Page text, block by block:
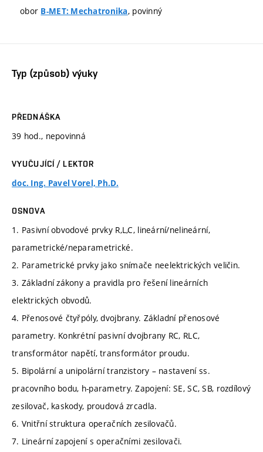
obor B-MET: Mechatronika, povinný
Typ (způsob) výuky
PŘEDNÁŠKA
39 hod., nepovinná
VYUČUJÍCÍ / LEKTOR
doc. Ing. Pavel Vorel, Ph.D.
OSNOVA
1. Pasivní obvodové prvky R,L,C, lineární/nelineární,
parametrické/neparametrické.
2. Parametrické prvky jako snímače neelektrických veličin.
3. Základní zákony a pravidla pro řešení lineárních
elektrických obvodů.
4. Přenosové čtyřpóly, dvojbrany. Základní přenosové
parametry. Konkrétní pasivní dvojbrany RC, RLC,
transformátor napětí, transformátor proudu.
5. Bipolární a unipolární tranzistory – nastavení ss.
pracovního bodu, h-parametry. Zapojení: SE, SC, SB, rozdílový
zesilovač, kaskody, proudová zrcadla.
6. Vnitřní struktura operačních zesilovačů.
7. Lineární zapojení s operačními zesilovači.